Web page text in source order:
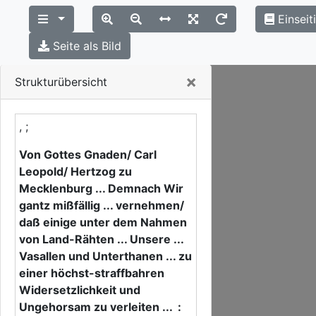
Strukturübersicht ×
, ;
Von Gottes Gnaden/ Carl
Leopold/ Hertzog zu
Mecklenburg ... Demnach Wir
gantz mißfällig ... vernehmen/
daß einige unter dem Nahmen
von Land-Rähten ... Unsere ...
Vasallen und Unterthanen ... zu
einer höchst-straffbahren
Widersetzlichkeit und
Ungehorsam zu verleiten ... :
Seite als Bild